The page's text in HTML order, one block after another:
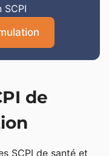
SCPI
de
SCPI de santé et